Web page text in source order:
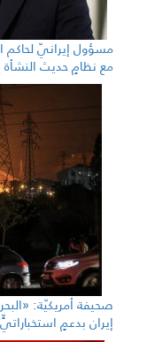
مسؤول إيرانيّ لحاكم
مع نظامٍ حديث النشأة
صحيفة أمريكيّة:
إيران بدعمٍ استخباراتيٍّ